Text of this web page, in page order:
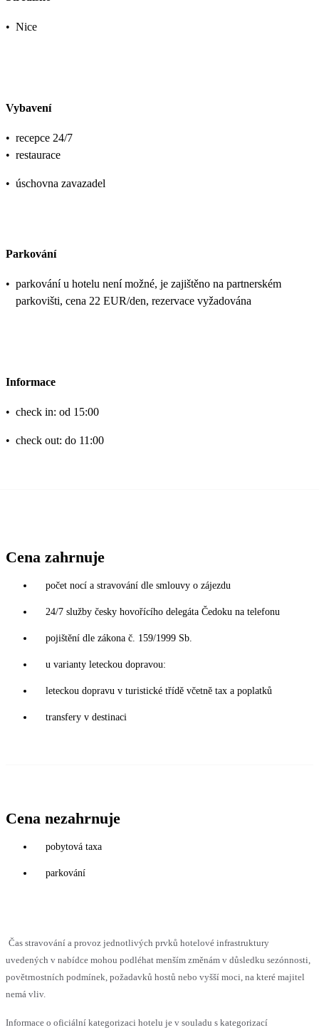
• Nice
Vybavení
• recepce 24/7
• restaurace
• úschovna zavazadel
Parkování
• parkování u hotelu není možné, je zajištěno na partnerském
parkovišti, cena 22 EUR/den, rezervace vyžadována
Informace
• check in: od 15:00
• check out: do 11:00
Cena zahrnuje
počet nocí a stravování dle smlouvy o zájezdu
24/7 služby česky hovořícího delegáta Čedoku na telefonu
pojištění dle zákona č. 159/1999 Sb.
u varianty leteckou dopravou:
leteckou dopravu v turistické třídě včetně tax a poplatků
transfery v destinaci
Cena nezahrnuje
pobytová taxa
parkování
Čas stravování a provoz jednotlivých prvků hotelové infrastruktury
uvedených v nabídce mohou podléhat menším změnám v důsledku sezónnosti,
povětrnostních podmínek, požadavků hostů nebo vyšší moci, na které majitel
nemá vliv.
Informace o oficiální kategorizaci hotelu je v souladu s kategorizací